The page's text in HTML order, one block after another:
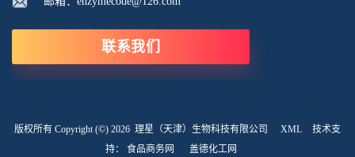
联系我们
版权所有 Copyright (©) 2026 理星（天津）生物科技有限公司 XML
技术支
持： 食品商务网 盖德化工网